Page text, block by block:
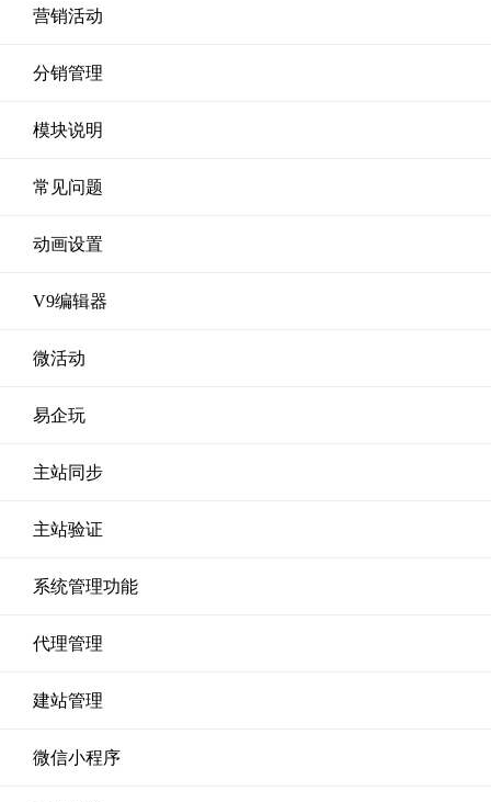
营销活动
分销管理
模块说明
常见问题
动画设置
V9编辑器
微活动
易企玩
主站同步
主站验证
系统管理功能
代理管理
建站管理
微信小程序